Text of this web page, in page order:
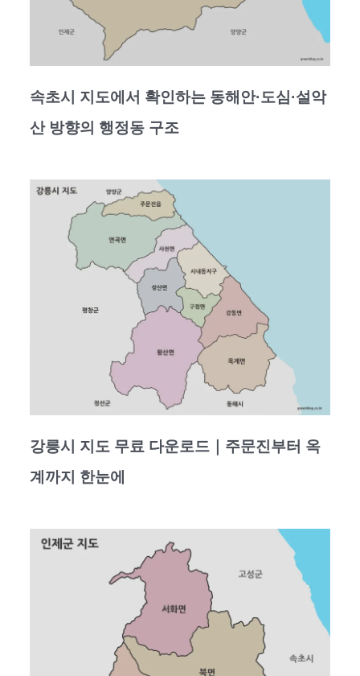
속초시 지도에서 확인하는 동해안·도심·설악
산 방향의 행정동 구조
강릉시 지도 무료 다운로드｜주문진부터 옥
계까지 한눈에